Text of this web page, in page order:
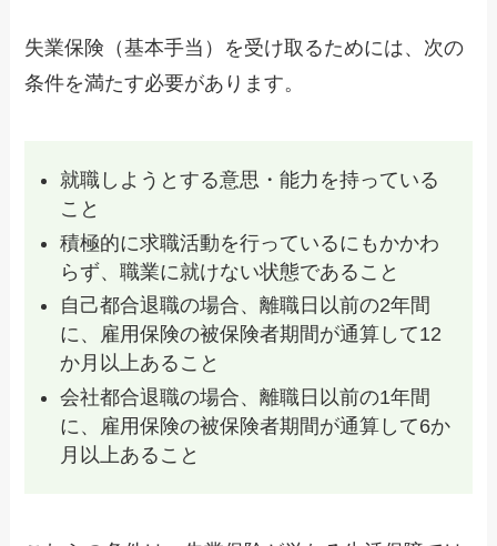
失業保険（基本手当）を受け取るためには、次の
条件を満たす必要があります。
就職しようとする意思・能力を持っている
こと
積極的に求職活動を行っているにもかかわ
らず、職業に就けない状態であること
自己都合退職の場合、離職日以前の2年間
に、雇用保険の被保険者期間が通算して12
か月以上あること
会社都合退職の場合、離職日以前の1年間
に、雇用保険の被保険者期間が通算して6か
月以上あること